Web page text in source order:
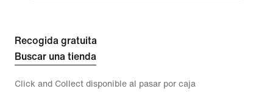
Recogida gratuita
Buscar una tienda
Click and Collect disponible al pasar por caja